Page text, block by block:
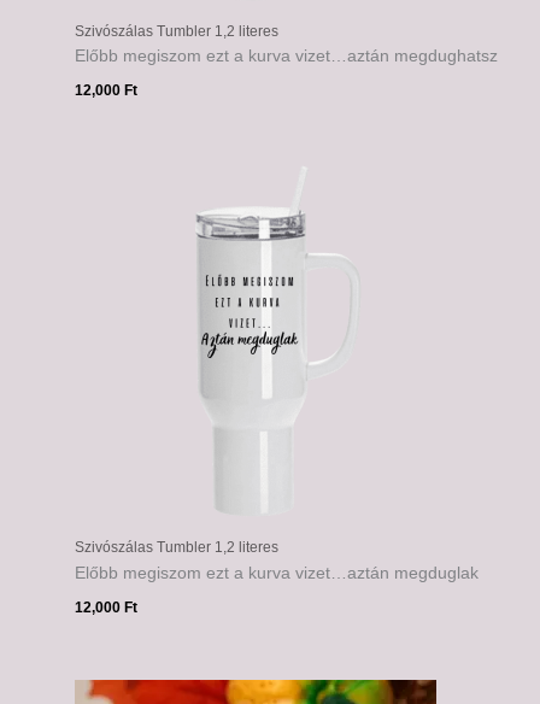
Szivószálas Tumbler 1,2 literes
Előbb megiszom ezt a kurva vizet…aztán megdughatsz
12,000 Ft
Szivószálas Tumbler 1,2 literes
Előbb megiszom ezt a kurva vizet…aztán megduglak
12,000 Ft
6,000 Ft